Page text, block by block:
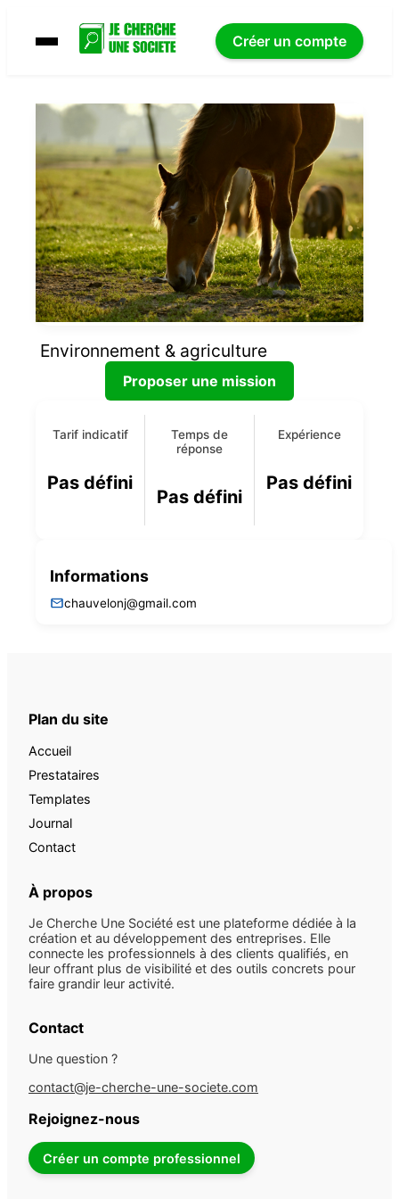
Créer un compte
Environnement & agriculture
Proposer une mission
Tarif indicatif
Pas défini
Temps de
réponse
Pas défini
Expérience
Pas défini
Informations
chauvelonj@gmail.com
Plan du site
Accueil
Prestataires
Templates
Journal
Contact
À propos
Je Cherche Une Société est une plateforme dédiée à la
création et au développement des entreprises. Elle
connecte les professionnels à des clients qualifiés, en
leur offrant plus de visibilité et des outils concrets pour
faire grandir leur activité.
Contact
Une question ?
contact@je-cherche-une-societe.com
Rejoignez-nous
Créer un compte professionnel